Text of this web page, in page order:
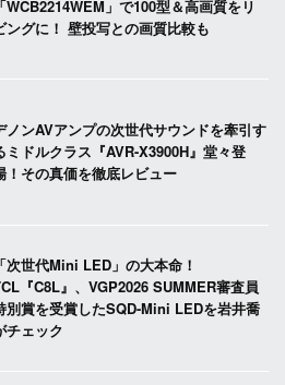
「WCB2214WEM」で100型＆高画質をリ
ングに！ 壁投写との画質比較も
ノンAVアンプの次世代サウンドを牽引す
ミドルクラス『AVR-X3900H』堂々登
！その真価を徹底レビュー
「次世代Mini LED」の大本命！
『C8L』、VGP2026 SUMMER審査員
別賞を受賞したSQD-Mini LEDを岩井喬
チェック